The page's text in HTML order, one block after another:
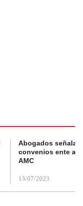
Abogados
convenios ente
AMC
13/07/2023